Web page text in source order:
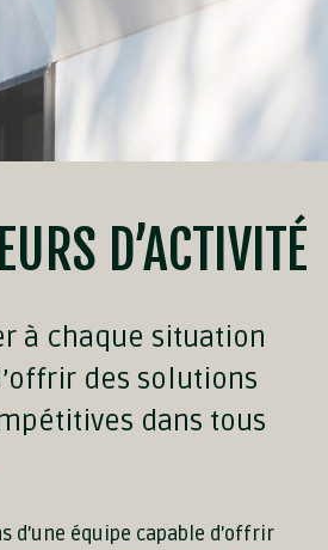
D’ACTIVITÉ
à chaque situation
des solutions
dans tous
d’une équipe capable d’offrir